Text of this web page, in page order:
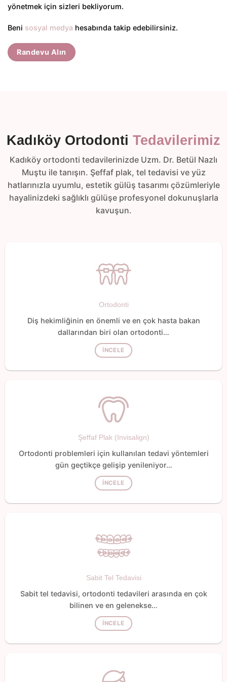
yönetmek için sizleri bekliyorum.
Beni sosyal medya hesabında takip edebilirsiniz.
Randevu Alın
Kadıköy Ortodonti Tedavilerimiz
Kadıköy ortodonti tedavilerinizde Uzm. Dr. Betül Nazlı
Muştu ile tanışın. Şeffaf plak, tel tedavisi ve yüz
hatlarınızla uyumlu, estetik gülüş tasarımı çözümleriyle
hayalinizdeki sağlıklı gülüşe profesyonel dokunuşlarla
kavuşun.
Ortodonti
Diş hekimliğinin en önemli ve en çok hasta bakan
dallarından biri olan ortodonti…
İNCELE
Şeffaf Plak (Invisalign)
Ortodonti problemleri için kullanılan tedavi yöntemleri
gün geçtikçe gelişip yenileniyor…
İNCELE
Sabit Tel Tedavisi
Sabit tel tedavisi, ortodonti tedavileri arasında en çok
bilinen ve en gelenekse…
İNCELE